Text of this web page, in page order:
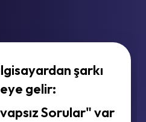
şarkı
gelir:
Sorular" var